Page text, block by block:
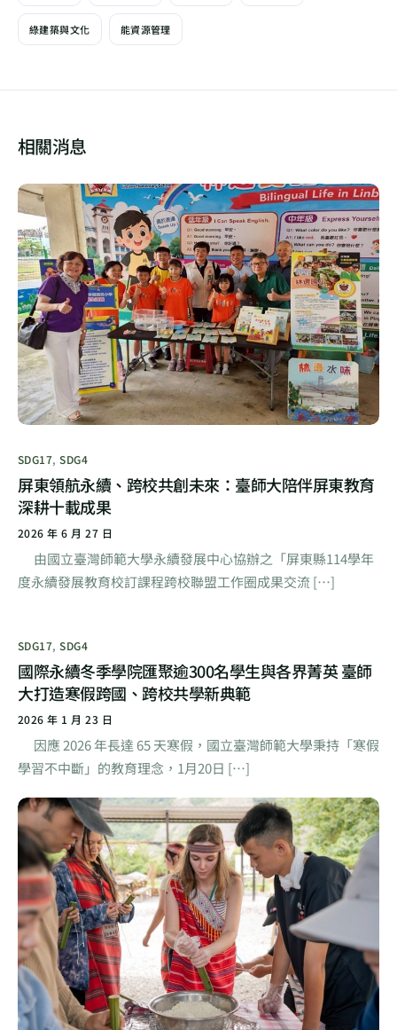
綠建築與文化 能資源管理
相關消息
SDG17,SDG4
屏東領航永續、跨校共創未來：臺師大陪伴屏東教育
深耕十載成果
2026 年 6 月 27 日
由國立臺灣師範大學永續發展中心協辦之「屏東縣114學年
度永續發展教育校訂課程跨校聯盟工作圈成果交流 […]
SDG17,SDG4
國際永續冬季學院匯聚逾300名學生與各界菁英 臺師
大打造寒假跨國、跨校共學新典範
2026 年 1 月 23 日
因應 2026 年長達 65 天寒假，國立臺灣師範大學秉持「寒假
學習不中斷」的教育理念，1月20日 […]